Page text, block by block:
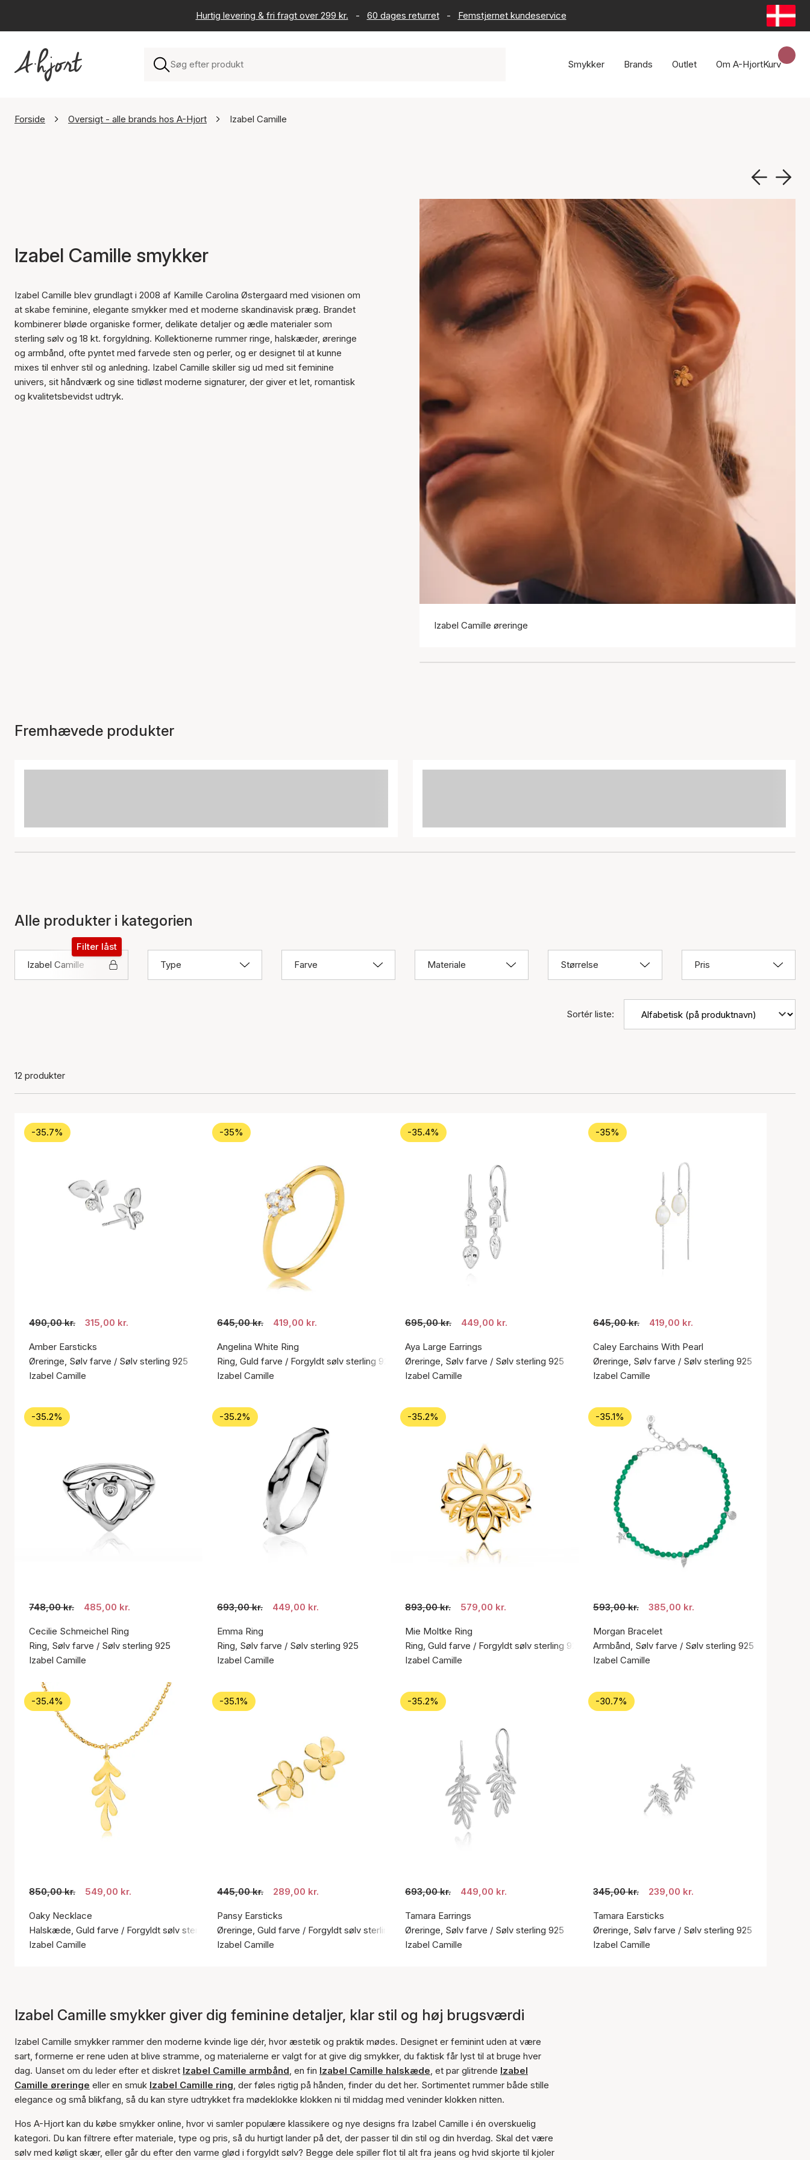
Hurtig levering & fri fragt over 299 kr. - 60 dages returret - Femstjernet kundeservice
Smykker Brands Outlet Om A-HjortKurv
Forside Oversigt - alle brands hos A-Hjort Izabel Camille
Izabel Camille smykker
Izabel Camille blev grundlagt i 2008 af Kamille Carolina Østergaard med visionen om
at skabe feminine, elegante smykker med et moderne skandinavisk præg. Brandet
kombinerer bløde organiske former, delikate detaljer og ædle materialer som
sterling sølv og 18 kt. forgyldning. Kollektionerne rummer ringe, halskæder, øreringe
og armbånd, ofte pyntet med farvede sten og perler, og er designet til at kunne
mixes til enhver stil og anledning. Izabel Camille skiller sig ud med sit feminine
univers, sit håndværk og sine tidløst moderne signaturer, der giver et let, romantisk
og kvalitetsbevidst udtryk.
Izabel Camille øreringe
Fremhævede produkter
Alle produkter i kategorien
Izabel Camille
Filter låst
Type
Farve Materiale Størrelse Pris
Sortér liste:
12 produkter
-35.7%
490,00 kr. 315,00 kr.
Amber Earsticks
Øreringe, Sølv farve / Sølv sterling 925
Izabel Camille
-35%
645,00 kr. 419,00 kr.
Angelina White Ring
Ring, Guld farve / Forgyldt sølv sterling 925
Izabel Camille
-35.4%
695,00 kr. 449,00 kr.
Aya Large Earrings
Øreringe, Sølv farve / Sølv sterling 925
Izabel Camille
-35%
645,00 kr. 419,00 kr.
Caley Earchains With Pearl
Øreringe, Sølv farve / Sølv sterling 925
Izabel Camille
-35.2%
748,00 kr. 485,00 kr.
Cecilie Schmeichel Ring
Ring, Sølv farve / Sølv sterling 925
Izabel Camille
-35.2%
693,00 kr. 449,00 kr.
Emma Ring
Ring, Sølv farve / Sølv sterling 925
Izabel Camille
-35.2%
893,00 kr. 579,00 kr.
Mie Moltke Ring
Ring, Guld farve / Forgyldt sølv sterling 925
Izabel Camille
-35.1%
593,00 kr. 385,00 kr.
Morgan Bracelet
Armbånd, Sølv farve / Sølv sterling 925
Izabel Camille
-35.4%
850,00 kr. 549,00 kr.
Oaky Necklace
Halskæde, Guld farve / Forgyldt sølv sterling 925
Izabel Camille
-35.1%
445,00 kr. 289,00 kr.
Pansy Earsticks
Øreringe, Guld farve / Forgyldt sølv sterling 925
Izabel Camille
-35.2%
693,00 kr. 449,00 kr.
Tamara Earrings
Øreringe, Sølv farve / Sølv sterling 925
Izabel Camille
-30.7%
345,00 kr. 239,00 kr.
Tamara Earsticks
Øreringe, Sølv farve / Sølv sterling 925
Izabel Camille
Izabel Camille smykker giver dig feminine detaljer, klar stil og høj brugsværdi
Izabel Camille smykker rammer den moderne kvinde lige dér, hvor æstetik og praktik mødes. Designet er feminint uden at være
sart, formerne er rene uden at blive stramme, og materialerne er valgt for at give dig smykker, du faktisk får lyst til at bruge hver
dag. Uanset om du leder efter et diskret Izabel Camille armbånd, en fin Izabel Camille halskæde, et par glitrende Izabel
Camille øreringe eller en smuk Izabel Camille ring, der føles rigtig på hånden, finder du det her. Sortimentet rummer både stille
elegance og små blikfang, så du kan styre udtrykket fra mødeklokke klokken ni til middag med veninder klokken nitten.
Hos A-Hjort kan du købe smykker online, hvor vi samler populære klassikere og nye designs fra Izabel Camille i én overskuelig
kategori. Du kan filtrere efter materiale, type og pris, så du hurtigt lander på det, der passer til din stil og din hverdag. Skal det være
sølv med køligt skær, eller går du efter den varme glød i forgyldt sølv? Begge dele spiller flot til alt fra jeans og hvid skjorte til kjoler